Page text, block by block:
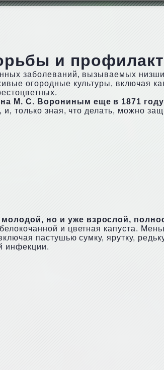
и
заболеваний, вызываемых
огородные культуры, включая
М. С. Ворониным еще в 1871
только зная, что делать, можно
молодой, но и уже взрослой,
и цветная капуста.
пастушью сумку, ярутку,
инфекции.